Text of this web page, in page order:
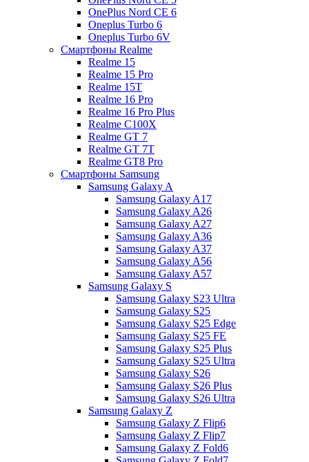
OnePlus Nord CE 6
Oneplus Turbo 6
Oneplus Turbo 6V
Смартфоны Realme
Realme 15
Realme 15 Pro
Realme 15T
Realme 16 Pro
Realme 16 Pro Plus
Realme C100X
Realme GT 7
Realme GT 7T
Realme GT8 Pro
Смартфоны Samsung
Samsung Galaxy A
Samsung Galaxy A17
Samsung Galaxy A26
Samsung Galaxy A27
Samsung Galaxy A36
Samsung Galaxy A37
Samsung Galaxy A56
Samsung Galaxy A57
Samsung Galaxy S
Samsung Galaxy S23 Ultra
Samsung Galaxy S25
Samsung Galaxy S25 Edge
Samsung Galaxy S25 FE
Samsung Galaxy S25 Plus
Samsung Galaxy S25 Ultra
Samsung Galaxy S26
Samsung Galaxy S26 Plus
Samsung Galaxy S26 Ultra
Samsung Galaxy Z
Samsung Galaxy Z Flip6
Samsung Galaxy Z Flip7
Samsung Galaxy Z Fold6